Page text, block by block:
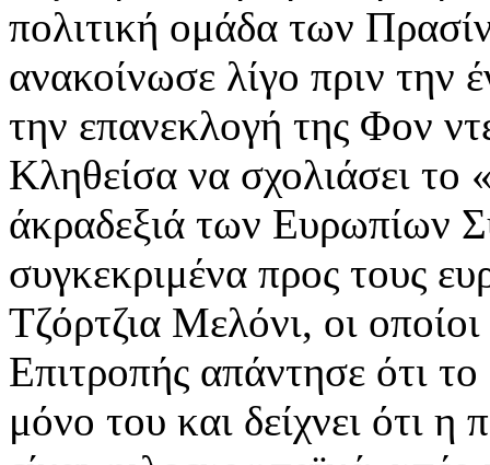
πολιτική ομάδα των
ανακοίνωσε λίγο πριν την
την επανεκλογή της Φον
Κληθείσα να σχολιάσει το
άκραδεξιά των Ευρωπίων
συγκεκριμένα προς τους
Τζόρτζια Μελόνι, οι
Επιτροπής απάντησε ότι
μόνο του και δείχνει ότι